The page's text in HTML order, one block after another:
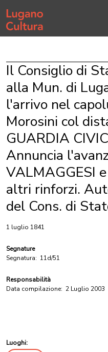
Home page
Il Consiglio di
alla Mun. di
l'arrivo nel
Morosini col
GUARDIA
Annuncia
VALMAGGESI
altri rinforzi.
del Cons. di
1 luglio 1841
Segnature
Segnatura: 11d/51
Responsabilità
Data compilazione: 2 Luglio 2003
Luoghi: